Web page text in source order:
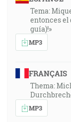
Tema:
entonces el
guía)!»
MP3
FRANÇAIS
Thema:
MP3